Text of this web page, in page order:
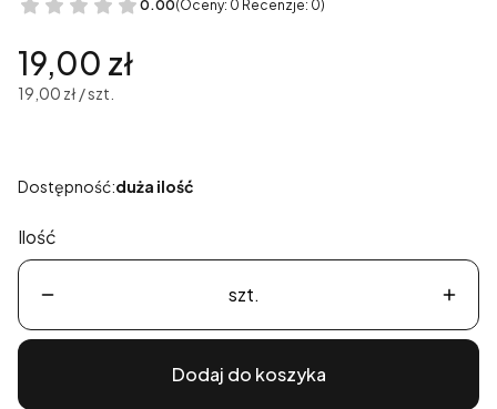
0.00(Oceny: 0 Recenzje: 0)
Cena
19,00 zł
19,00 zł / szt.
Dostępność:duża ilość
Ilość
szt.
Dodaj do koszyka